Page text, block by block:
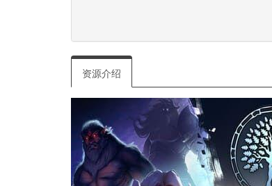
资源介绍